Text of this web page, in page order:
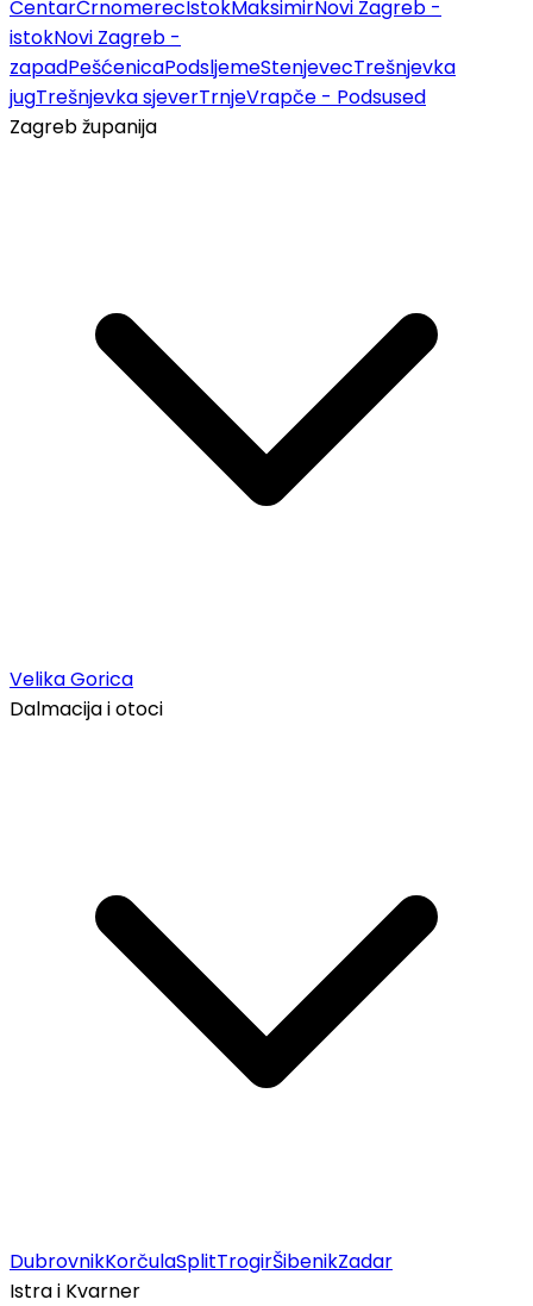
CentarČrnomerecIstokMaksimirNovi Zagreb -
istokNovi Zagreb -
zapadPešćenicaPodsljemeStenjevecTrešnjevka
jugTrešnjevka sjeverTrnjeVrapče - Podsused
Zagreb županija
Velika Gorica
Dalmacija i otoci
DubrovnikKorčulaSplitTrogirŠibenikZadar
Istra i Kvarner